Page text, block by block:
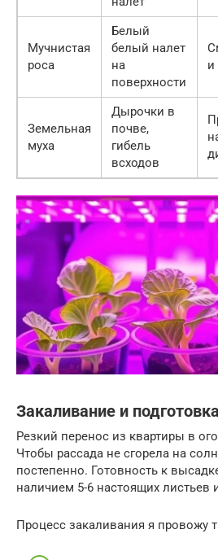
Мучнистая
роса
Белый
белый налет
на
поверхности
Земельная
муха
Дырочки в
почве,
гибель
всходов
Закаливание и
Резкий перенос из квартиры в
Чтобы рассада не сгорела на
постепенно. Готовность к
наличием 5-6 настоящих листьев
Процесс закаливания я провожу